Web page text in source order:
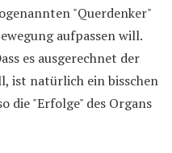
"Querdenker"
aufpassen will.
es ausgerechnet der
ist natürlich ein bisschen
die "Erfolge" des Organs